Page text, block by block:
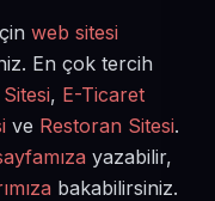
web sitesi
En çok tercih
, E-Ticaret
ve Restoran Sitesi.
yazabilir,
bakabilirsiniz.